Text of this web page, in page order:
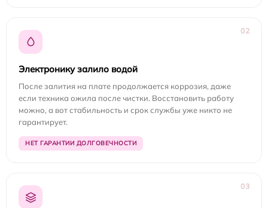
02
Электронику залило водой
После залития на плате продолжается коррозия, даже
если техника ожила после чистки. Восстановить работу
можно, а вот стабильность и срок службы уже никто не
гарантирует.
НЕТ ГАРАНТИИ ДОЛГОВЕЧНОСТИ
03